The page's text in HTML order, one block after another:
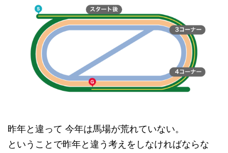
昨年と違って 今年は馬場が荒れていない。
ということで昨年と違う考えをしなければならな